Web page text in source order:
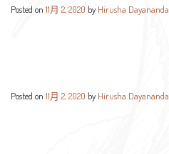
Posted on 11月 2, 2020 by Hirusha Dayananda
Posted on 11月 2, 2020 by Hirusha Dayananda